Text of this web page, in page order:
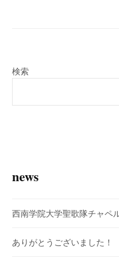
検索
news
西南学院大学聖歌隊チャペ
ありがとうございました！